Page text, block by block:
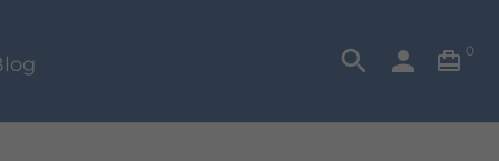
search person  0